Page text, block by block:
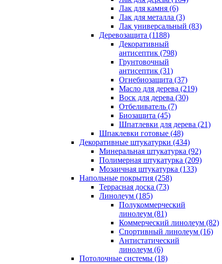
Лак для камня (6)
Лак для металла (3)
Лак универсальный (83)
Деревозащита (1188)
Декоративный
антисептик (798)
Грунтовочный
антисептик (31)
Огнебиозащита (37)
Масло для дерева (219)
Воск для дерева (30)
Отбеливатель (7)
Биозащита (45)
Шпатлевки для дерева (21)
Шпаклевки готовые (48)
Декоративные штукатурки (434)
Минеральная штукатурка (92)
Полимерная штукатурка (209)
Мозаичная штукатурка (133)
Напольные покрытия (258)
Террасная доска (73)
Линолеум (185)
Полукоммерческий
линолеум (81)
Коммерческий линолеум (82)
Спортивный линолеум (16)
Антистатический
линолеум (6)
Потолочные системы (18)